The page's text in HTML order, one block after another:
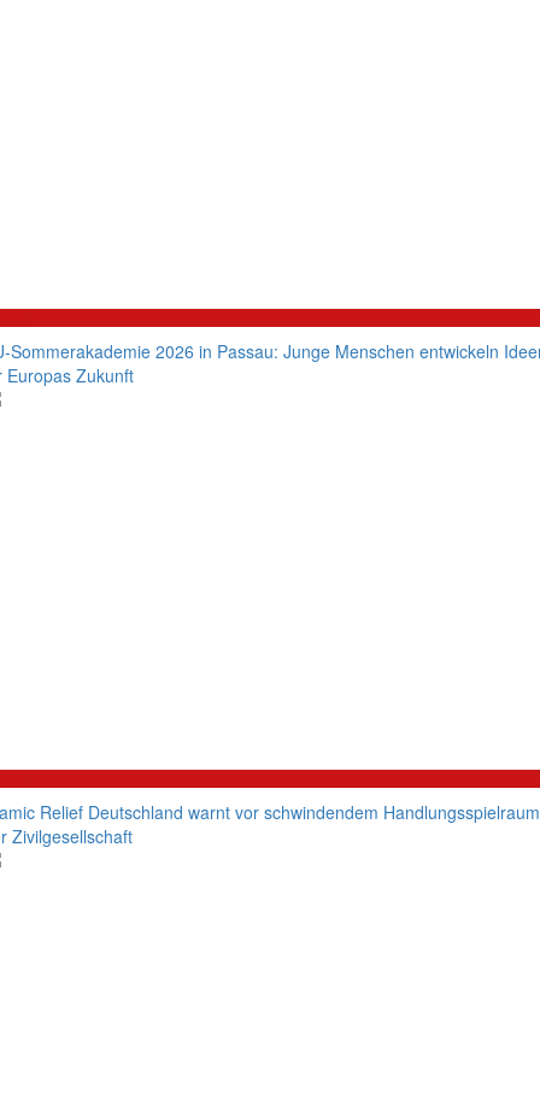
Sommerakademie 2026 in Passau: Junge Menschen entwickeln
Europas Zukunft
Relief Deutschland warnt vor schwindendem Handlungsspielraum
Zivilgesellschaft